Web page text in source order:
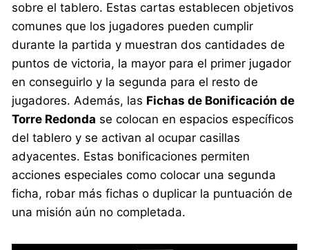
sobre el tablero. Estas cartas establecen objetivos
comunes que los jugadores pueden cumplir
durante la partida y muestran dos cantidades de
puntos de victoria, la mayor para el primer jugador
en conseguirlo y la segunda para el resto de
jugadores. Además, las Fichas de Bonificación de
Torre Redonda se colocan en espacios específicos
del tablero y se activan al ocupar casillas
adyacentes. Estas bonificaciones permiten
acciones especiales como colocar una segunda
ficha, robar más fichas o duplicar la puntuación de
una misión aún no completada.